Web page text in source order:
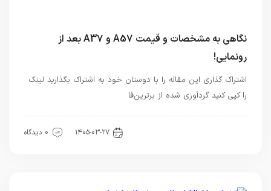
نگاهی به مشخصات و قیمت A57 و A37 بعد از
رونمایی!
اشتراک گذاری این مقاله را با دوستان خود به اشتراک بگذارید لینک
را کپی کنید گردآوری شده از برترین‌فا
۱۴۰۵-۰۳-۲۷ 0 دیدگاه